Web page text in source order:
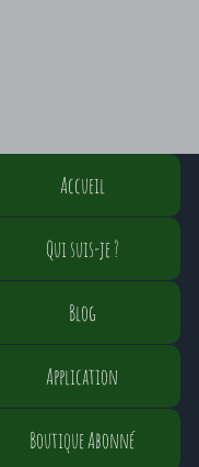
Accueil
Qui suis-je ?
Blog
Application
Boutique Abonné